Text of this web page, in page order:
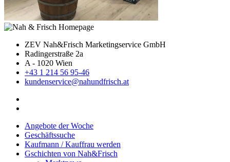
ZEV Nah&Frisch Marketingservice GmbH
Radingerstraße 2a
A - 1020 Wien
+43 1 214 56 95-46
kundenservice@nahundfrisch.at
Angebote der Woche
Geschäftssuche
Kaufmann / Kauffrau werden
Gschichten von Nah&Frisch